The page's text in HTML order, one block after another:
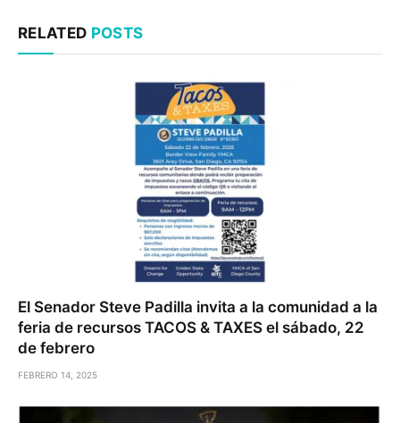
RELATED POSTS
El Senador Steve Padilla invita a la comunidad a la
feria de recursos TACOS & TAXES el sábado, 22
de febrero
FEBRERO 14, 2025